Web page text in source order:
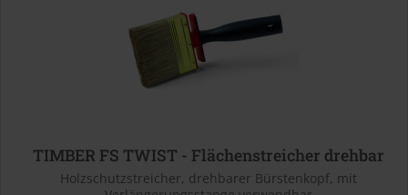
TIMBER FS TWIST - Flächenstreicher drehbar
Holzschutzstreicher, drehbarer Bürstenkopf, mit